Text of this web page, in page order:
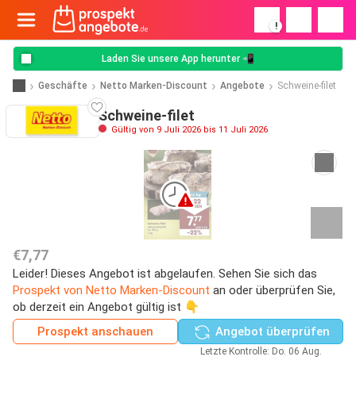
!
Laden Sie unsere App herunter 📲
Geschäfte Netto Marken-Discount Angebote Schweine-filet
Schweine-filet
Gültig von 9 Juli 2026 bis 11 Juli 2026
€7,77
Leider! Dieses Angebot ist abgelaufen. Sehen Sie sich das
Prospekt von Netto Marken-Discount an oder überprüfen Sie,
ob derzeit ein Angebot gültig ist 👇
Prospekt anschauen
Angebot überprüfen
Letzte Kontrolle: Do. 06 Aug.